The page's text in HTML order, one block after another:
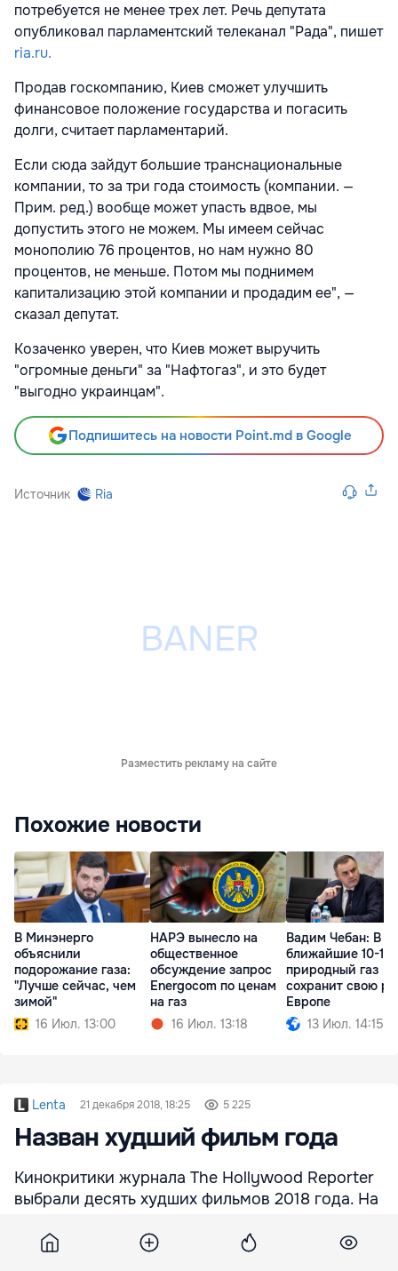
потребуется не менее трех лет. Речь депутата
опубликовал парламентский телеканал "Рада", пишет
ria.ru.
Продав госкомпанию, Киев сможет улучшить
финансовое положение государства и погасить
долги, считает парламентарий.
Если сюда зайдут большие транснациональные
компании, то за три года стоимость (компании. —
Прим. ред.) вообще может упасть вдвое, мы
допустить этого не можем. Мы имеем сейчас
монополию 76 процентов, но нам нужно 80
процентов, не меньше. Потом мы поднимем
капитализацию этой компании и продадим ее", —
сказал депутат.
Козаченко уверен, что Киев может выручить
"огромные деньги" за "Нафтогаз", и это будет
"выгодно украинцам".
Подпишитесь на новости Point.md в Google
Источник Ria
Разместить рекламу на сайте
Похожие новости
В Минэнерго
объяснили
подорожание газа:
"Лучше сейчас, чем
зимой"
16 Июл. 13:00
НАРЭ вынесло на
общественное
обсуждение запрос
Energocom по ценам
на газ
16 Июл. 13:18
Вадим Чебан: В
ближайшие 10-15
природный газ
сохранит свою
Европе
13 Июл. 14:15
Lenta 21 декабря 2018, 18:25 5 225
Назван худший фильм года
Кинокритики журнала The Hollywood Reporter
выбрали десять худших фильмов 2018 года. На
«Кодекс Готти» режиссера Кевина Коннолли, в